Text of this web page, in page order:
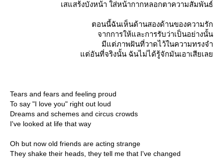
เสแสร้งบังหน้า ใส่หน้ากากหลอกตาความสัมพันธ์
ตอนนี้ฉันเห็นด้านสองด้านของความรัก
จากการให้และการรับว่าเป็นอย่างนั้น
มีแต่ภาพฝันที่วาดไว้ในความทรงจำ
ต่อันที่จริงนั้น ฉันไม่ได้รู้จักมันเอาเสียเล
Tears and fears and feeling proud
To say "I love you" right out loud
Dreams and schemes and circus crowds
I've looked at life that way
Oh but now old friends are acting strange
They shake their heads, they tell me that I've changed